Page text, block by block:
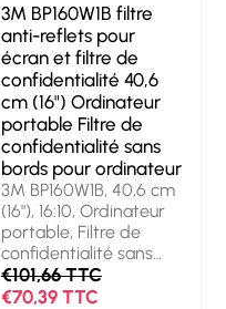
3M BP160W1B filtre
anti-reflets pour
écran et filtre de
confidentialité 40,6
cm (16") Ordinateur
portable Filtre de
confidentialité sans
bords pour ordinateur
3M BP160W1B, 40,6 cm
(16"), 16:10, Ordinateur
portable, Filtre de
confidentialité sans
bords pour ordinateur,
Anti-reflet
€101,66 TTC
€70,39 TTC